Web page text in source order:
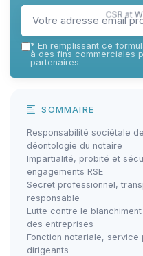
CSR at
* En remplissant ce
à des fins commerciales
partenaires.
SOMMAIRE
Responsabilité sociétale
déontologie du notaire
Impartialité, probité et
engagements RSE
Secret professionnel,
responsable
Lutte contre le
des entreprises
Fonction notariale,
dirigeants